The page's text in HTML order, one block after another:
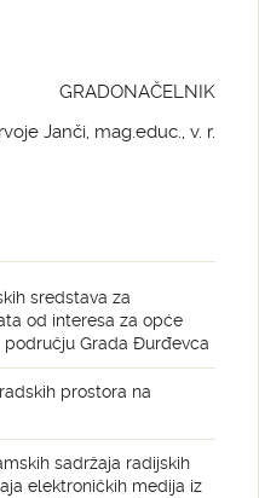
GRADONAČELNIK
Janči, mag.educ., v. r.
sredstava za
od interesa za opće
Grada Đurđevca
prostora na
sadržaja radijskih
elektroničkih medija iz